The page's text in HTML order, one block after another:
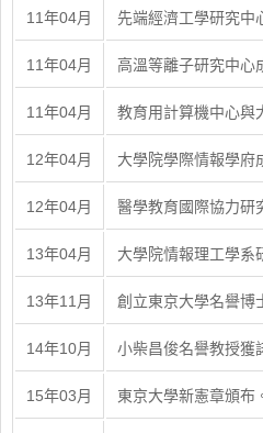
11年04月 先端經濟工學研究中
11年04月 高溫等離子研究中心
11年04月 教育用計算機中心與
12年04月 大學院學際情報學府
12年04月 醫學教育國際協力研
13年04月 大學院情報理工學系
13年11月 創立東京大學名譽博
14年10月 小柴昌俊名譽教授獲
15年03月 東京大學新憲章頒布